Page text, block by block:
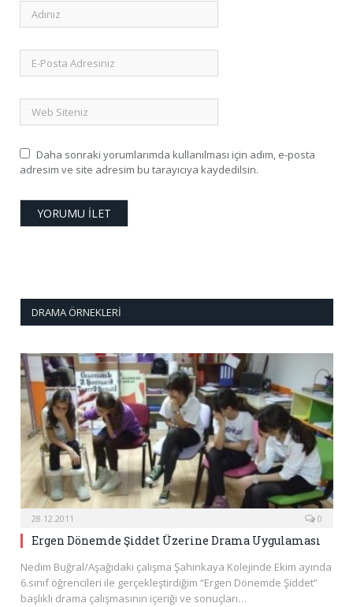
Daha sonraki yorumlarımda kullanılması için adım, e-posta
adresim ve site adresim bu tarayıcıya kaydedilsin.
DRAMA ÖRNEKLERI
28.12.2011 0
Ergen Dönemde Şiddet Üzerine Drama Uygulaması
Nedim Buğral/Aşağıdaki çalışma Şahinkaya Kolejinde Ekim ayında
6.sınıf öğrencileri ile gerçekleştirdiğim “Ergen Dönemde Şiddet”
başlıklı drama çalışmasının içeriği ve sonuçları…